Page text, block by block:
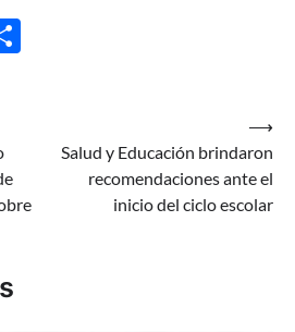
Salud y Educación brindaron
recomendaciones ante el
inicio del ciclo escolar
⟶